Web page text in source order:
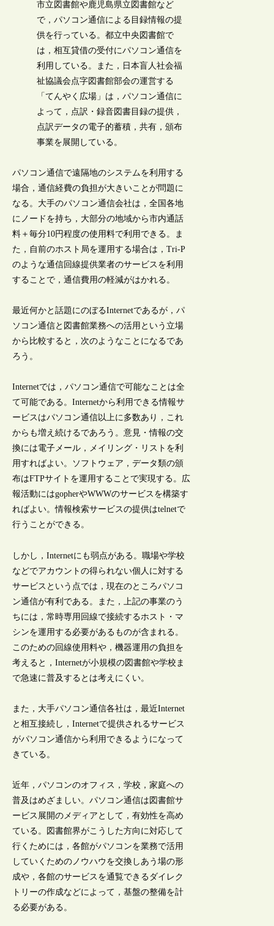
市立図書館や鹿児島県立図書館など
で，パソコン通信による目録情報の提
供を行っている。都立中央図書館で
は，相互貸借の受付にパソコン通信を
利用している。また，日本盲人社会福
祉協議会点字図書館部会の運営する
「てんやく広場」は，パソコン通信に
よって，点訳・録音図書目録の提供，
点訳データの電子的蓄積，共有，頒布
事業を展開している。
パソコン通信で遠隔地のシステムを利用する
場合，通信経費の負担が大きいことが問題に
なる。大手のパソコン通信会社は，全国各地
にノードを持ち，大部分の地域から市内通話
料＋毎分10円程度の使用料で利用できる。ま
た，自前のホスト局を運用する場合は，Tri-P
のような通信回線提供業者のサービスを利用
することで，通信費用の軽減がはかれる。
最近何かと話題にのぼるInternetであるが，パ
ソコン通信と図書館業務への活用という立場
から比較すると，次のようなことになるであ
ろう。
Internetでは，パソコン通信で可能なことは全
て可能である。Internetから利用できる情報サ
ービスはパソコン通信以上に多数あり，これ
からも増え続けるであろう。意見・情報の交
換には電子メール，メイリング・リストを利
用すればよい。ソフトウェア，データ類の頒
布はFTPサイトを運用することで実現する。広
報活動にはgopherやWWWのサービスを構築す
ればよい。情報検索サービスの提供はtelnetで
行うことができる。
しかし，Internetにも弱点がある。職場や学校
などでアカウントの得られない個人に対する
サービスという点では，現在のところパソコ
ン通信が有利である。また，上記の事業のう
ちには，常時専用回線で接続するホスト・マ
シンを運用する必要があるものが含まれる。
このための回線使用料や，機器運用の負担を
考えると，Internetが小規模の図書館や学校ま
で急速に普及するとは考えにくい。
また，大手パソコン通信各社は，最近Internet
と相互接続し，Internetで提供されるサービス
がパソコン通信から利用できるようになって
きている。
近年，パソコンのオフィス，学校，家庭への
普及はめざましい。パソコン通信は図書館サ
ービス展開のメディアとして，有効性を高め
ている。図書館界がこうした方向に対応して
行くためには，各館がパソコンを業務で活用
していくためのノウハウを交換しあう場の形
成や，各館のサービスを通覧できるダイレク
トリーの作成などによって，基盤の整備を計
る必要がある。